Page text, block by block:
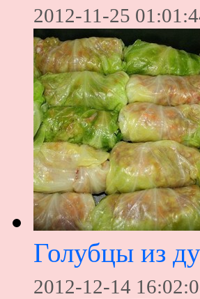
2012-11-25
Голубцы из
2012-12-14